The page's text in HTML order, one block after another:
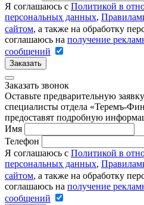
Я соглашаюсь с Политикой в
персональных данных,
сайтом, а также на обработку
соглашаюсь на получение
сообщений
Заказать
Заказать звонок
Оставьте предварительную
специалисты отдела «Теремъ-
предоставят подробную
Имя
Телефон
Я соглашаюсь с Политикой в
персональных данных,
сайтом, а также на обработку
соглашаюсь на получение
сообщений